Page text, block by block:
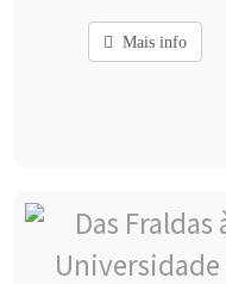
Mais info